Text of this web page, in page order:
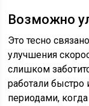
Возможно
Это тесно
улучшения
слишком
работали быстро
периодами,